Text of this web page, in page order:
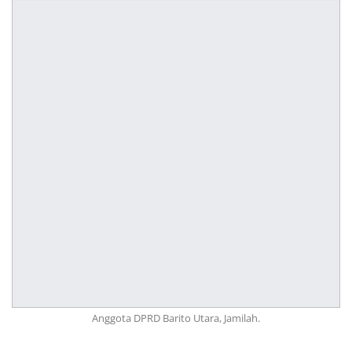
Anggota DPRD Barito Utara, Jamilah.